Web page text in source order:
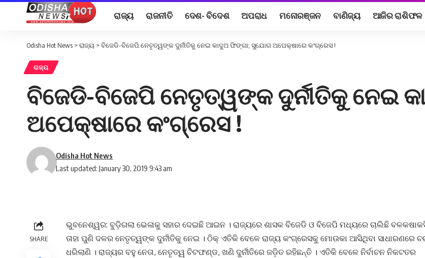
ରାଜ୍ୟ ରାଜନୀତି ଦେଶ- ବିଦେଶ ଅପରାଧ ମନୋରଞ୍ଜନ ବାଣିଜ୍ୟ ଆଜିର ରାଶିଫଳ
Odisha Hot News > ରାଜ୍ୟ > ବିଜେଡି-ବିଜେପି ନେତୃତ୍ୱଙ୍କ ଦୁର୍ନୀତିକୁ ନେଇ କାଦୁଅ ଫିଙ୍ଗା; ସୁଯୋଗ ଅପେକ୍ଷାରେ କଂଗ୍ରେସ !
ରାଜ୍ୟ
ବିଜେଡି-ବିଜେପି ନେତୃତ୍ୱଙ୍କ ଦୁର୍ନୀତିକୁ ନେଇ
ଅପେକ୍ଷାରେ କଂଗ୍ରେସ !
Last updated: January 30, 2019 9:43 am
Odisha Hot News
SHARE
ଭୁବନେଶ୍ୱର: ବୁଡ଼ିଗଲା ଭେଳାକୁ ସହାର ଦେଇଛି ଆଇନ । ରାଜ୍ୟରେ ଶାସକ ବିଜେଡି ଓ ବିଜେପି ମଧ୍ୟରେ ଚାଲିଛି
ତାହା ପୁଣି ଦଳର ନେତୃତ୍ୱଙ୍କ ଦୁର୍ନୀତିକୁ ନେଇ । ଠିକ୍ ଏତିକି ବେଳେ ରାଜ୍ୟ କଂଗ୍ରେସକୁ ମୋଉକା ଆସିଥିବା ସାଧାରଣରେ
ଧରିଲାଣି । ରାଜ୍ୟର ବହୁ ନେତା, ନେତୃତ୍ୱ ଚିଟଫଣ୍ଡ, ଖଣି ଦୁର୍ନୀତିରେ ଜଡ଼ିତ ରହିଛନ୍ତି । ଏତିକି ବେଳେ ନିର୍ବାଚନ ନିକଟତର